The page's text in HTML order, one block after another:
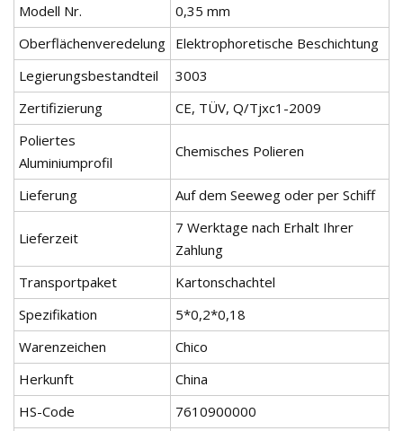
Modell Nr.
0,35 mm
Oberflächenveredelung Elektrophoretische Beschichtung
Legierungsbestandteil
3003
Zertifizierung
CE, TÜV, Q/Tjxc1-2009
Poliertes
Aluminiumprofil
Chemisches Polieren
Lieferung Auf dem Seeweg oder per Schiff
Lieferzeit
7 Werktage nach Erhalt Ihrer
Zahlung
Transportpaket
Kartonschachtel
Spezifikation
5*0,2*0,18
Warenzeichen
Chico
Herkunft
China
HS-Code
7610900000